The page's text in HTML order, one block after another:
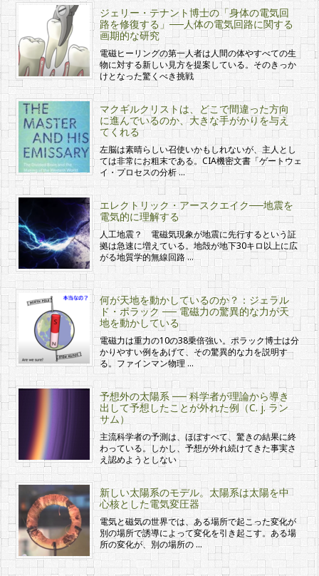
ジェリー・テナント博士の「身体の電気回
路を修復する」──人体の電気回路に関する
画期的な研究
電磁ヒーリングの第一人者は人間の体やすべての生
物に対する新しい見方を提案している。そのきっか
けとなった驚くべき挑戦
マクギルクリストは、どこで間違った方向
に進んでいるのか、大きな手がかりを与え
てくれる
左脳は素晴らしい召使いかもしれないが、主人とし
ては非常にお粗末である。CIA機密文書「ゲートウェ
イ・プロセスの分析 …
エレクトリック・アースクエイク──地震を
電気的に理解する
人工地震？ 電磁気現象が地震に先行するという証
拠は急速に増えている。地殻が地下30キロ以上に広
がる地質学的無線回路 …
何が天地を動かしているのか？：ジェラル
ド・ポラック ── 電磁力の驚異的な力が天
地を動かしている
電磁力は重力の10の38乗倍強い。ポラック博士は分
かりやすい例をあげて、その驚異的な力を説明す
る。ファインマン物理 …
予想外の太陽系 ── 科学者が理論から導き
出して予想したことが外れた例（C. j. ラン
サム）
主流科学者の予測は、ほぼすべて、驚きの結果に終
わっている。しかし、予想が外れ続けてきた事実さ
え認めようとしない
新しい太陽系のモデル。太陽系は太陽を中
心核とした電気変圧器
電気と磁気の世界では、ある場所で起こった変化が
別の場所で誘導によって変化を引き起こす。ある場
所の変化が、別の場所の …